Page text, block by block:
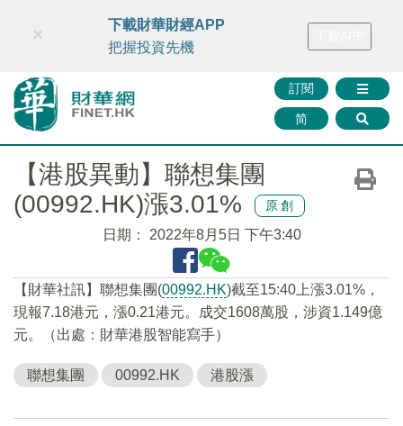
財華智庫網 FINTV FINMETA 財華證券 媒體矩陣
訂閱
简
×
下載財華財經APP
把握投資先機
【港股異動】聯想集團
(00992.HK)漲3.01%
原創
日期： 2022年8月5日 下午3:40
【財華社訊】聯想集團(00992.HK)截至15:40上漲3.01%，
現報7.18港元，漲0.21港元。成交1608萬股，涉資1.149億
元。（出處：財華港股智能寫手）
聯想集團 00992.HK 港股漲